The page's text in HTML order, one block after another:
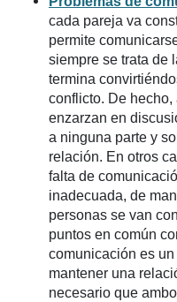
cada pareja va
permite
siempre se trata de
termina
conflicto. De
enzarzan en
a ninguna parte y
relación. En otros
falta de
inadecuada, de
personas se van
puntos en común
comunicación es
mantener una
necesario que